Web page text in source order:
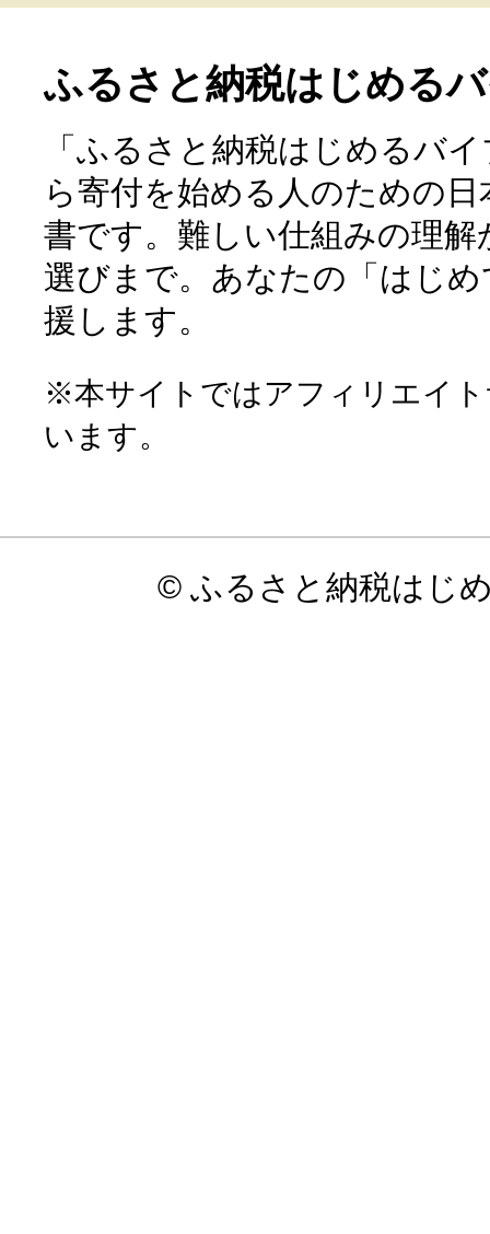
ふるさと納税はじめる
「ふるさと納税はじめるバ
ら寄付を始める人のための
書です。難しい仕組みの理
選びまで。あなたの「はじ
援します。
※本サイトではアフィリエイ
います。
© ふるさと納税はじ